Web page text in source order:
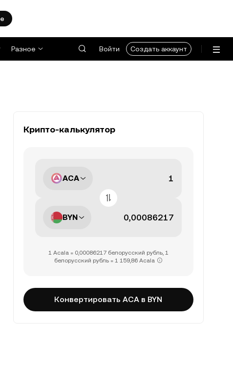
Разное Войти Создать аккаунт
Крипто-калькулятор
ACA
BYN
1 Acala = 0,00086217 белорусский рубль, 1
белорусский рубль = 1 159,86 Acala
Конвертировать ACA в BYN